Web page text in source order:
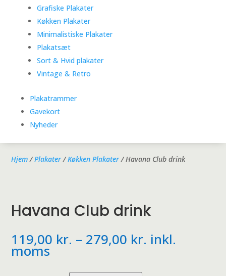
Grafiske Plakater
Køkken Plakater
Minimalistiske Plakater
Plakatsæt
Sort & Hvid plakater
Vintage & Retro
Plakatrammer
Gavekort
Nyheder
Hjem/Plakater/Køkken Plakater/ Havana Club drink
Havana Club drink
119,00 kr. – 279,00 kr. Prisinterval:
119,00 kr.
inkl.
moms